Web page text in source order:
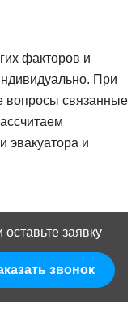
факторов и
При
вопросы связанные
эвакуатора и
оставьте заявку
звонок